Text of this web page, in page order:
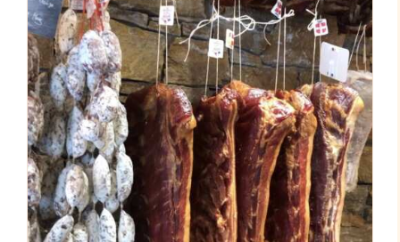
AJOUTER AU PANIER
/
DÉTAILS